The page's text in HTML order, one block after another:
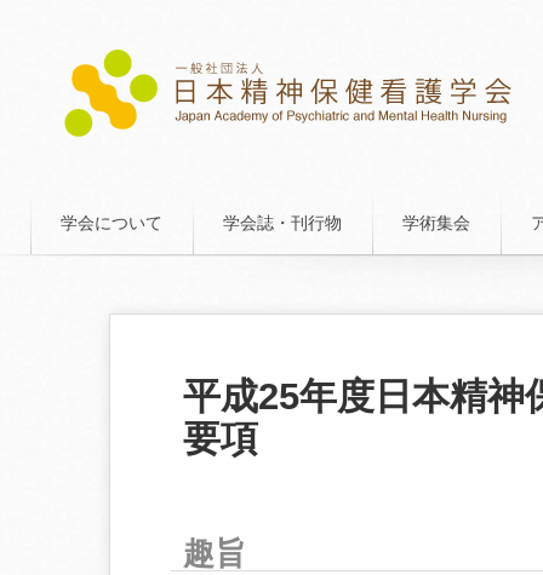
学会について 学会誌・刊行物 学術集会
平成25年度日本精神
要項
趣旨